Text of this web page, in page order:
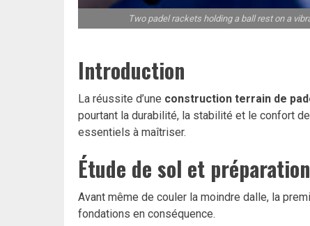
Two padel rackets holding a ball rest on a
Introduction
La réussite d’une construction terrain de
pourtant la durabilité, la stabilité et le confort
essentiels à maîtriser.
Étude de sol et
Avant même de couler la moindre dalle, la
fondations en conséquence.